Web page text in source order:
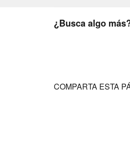
¿Busca algo
COMPARTA ESTA